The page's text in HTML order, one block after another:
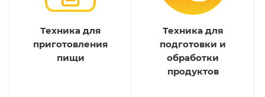
Техника для
приготовления
пищи
Техника для
подготовки и
обработки
продуктов